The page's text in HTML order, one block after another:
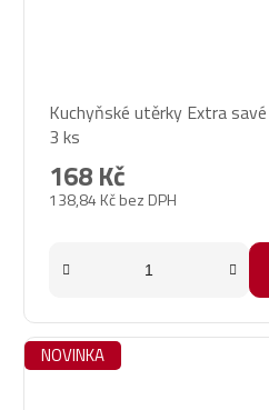
Kuchyňské utěrky Extra
3 ks
138,84 Kč bez DPH
168 Kč
NOVINKA